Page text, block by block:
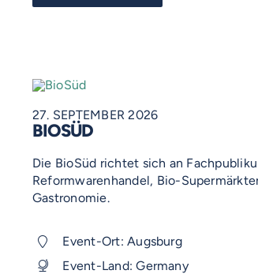
27. SEPTEMBER 2026
BIOSÜD
Die BioSüd richtet sich an
Reformwarenhandel, Bio-
Gastronomie.
Event-Ort: Augsburg
Event-Land: Germany